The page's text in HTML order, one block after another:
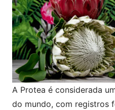
A Protea é considerada
do mundo, com registros